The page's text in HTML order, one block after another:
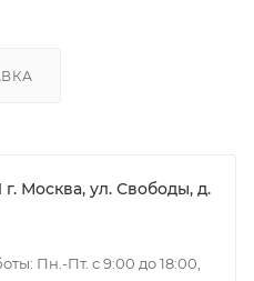
г. Москва, ул. Свободы, д.
Пн.-Пт. с 9:00 до 18:00,